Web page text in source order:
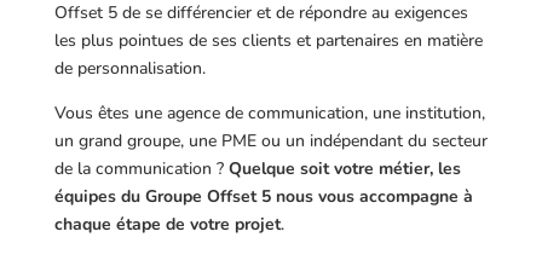
Offset 5 de se différencier et de répondre au exigences
les plus pointues de ses clients et partenaires en matière
de personnalisation.
Vous êtes une agence de communication, une institution,
un grand groupe, une PME ou un indépendant du secteur
de la communication ? Quelque soit votre métier, les
équipes du Groupe Offset 5 nous vous accompagne à
chaque étape de votre projet.